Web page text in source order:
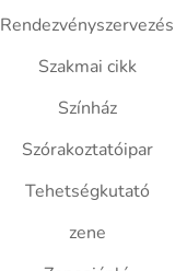
Rendezvényszervezés
Szakmai cikk
Színház
Szórakoztatóipar
Tehetségkutató
zene